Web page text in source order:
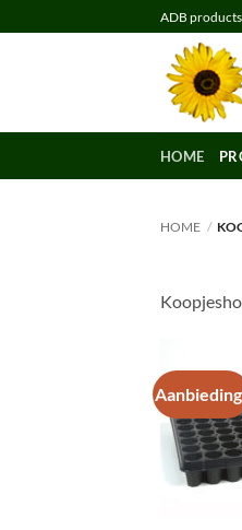
naar
ADB products
HOME
HOME /